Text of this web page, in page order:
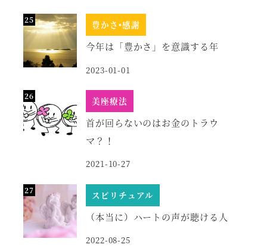
豊かさ•感謝
今年は「豊かさ」を意識する年
2023-01-01
美座療法
首が回らないのはお金のトラウ
マ？！
2021-10-27
スピリチュアル
（本当に）ハートの声が聴ける人
2022-08-25